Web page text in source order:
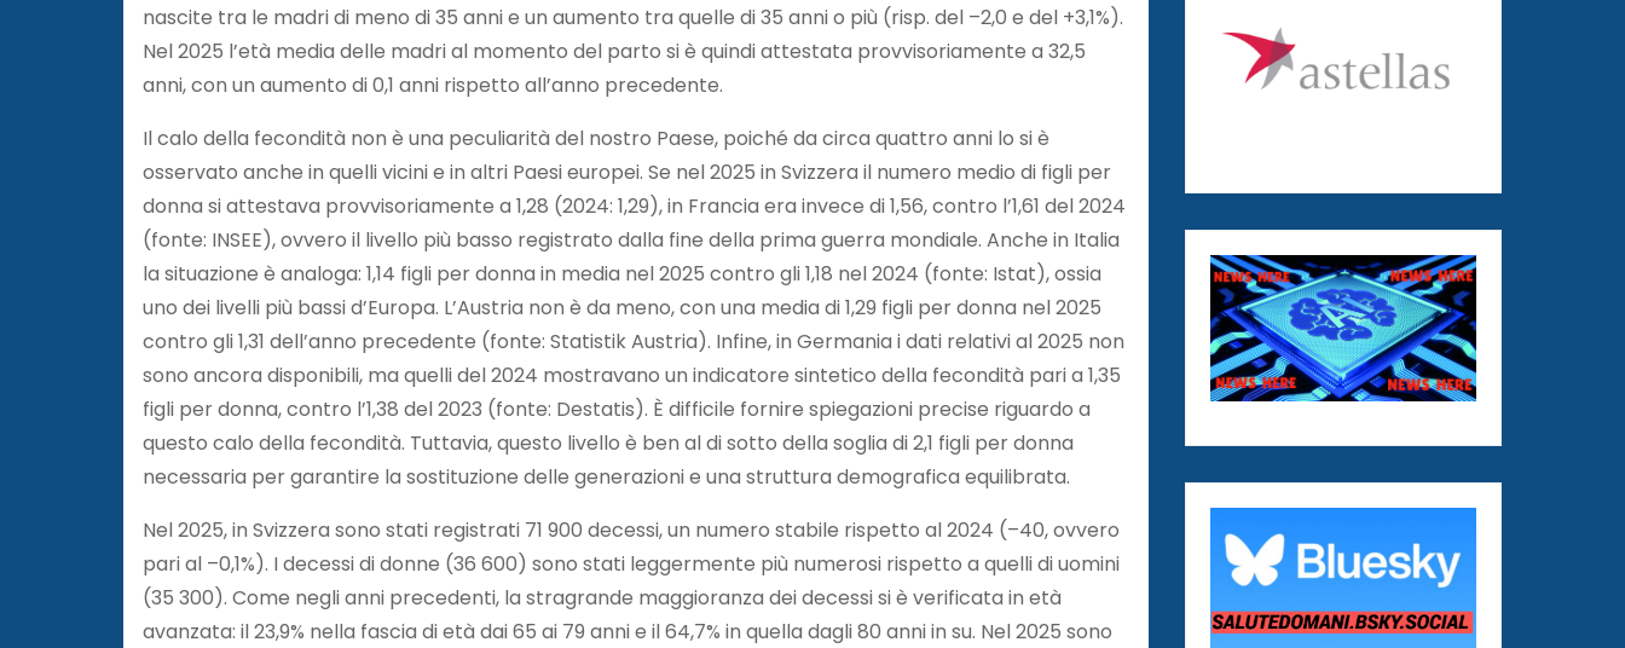
nascite tra le madri di meno di 35 anni e un aumento tra quelle di 35 anni o più (risp. del –2,0 e del +3,1%).
Nel 2025 l’età media delle madri al momento del parto si è quindi attestata provvisoriamente a 32,5
anni, con un aumento di 0,1 anni rispetto all’anno precedente.
Il calo della fecondità non è una peculiarità del nostro Paese, poiché da circa quattro anni lo si è
osservato anche in quelli vicini e in altri Paesi europei. Se nel 2025 in Svizzera il numero medio di figli per
donna si attestava provvisoriamente a 1,28 (2024: 1,29), in Francia era invece di 1,56, contro l’1,61 del 2024
(fonte: INSEE), ovvero il livello più basso registrato dalla fine della prima guerra mondiale. Anche in Italia
la situazione è analoga: 1,14 figli per donna in media nel 2025 contro gli 1,18 nel 2024 (fonte: Istat), ossia
uno dei livelli più bassi d’Europa. L’Austria non è da meno, con una media di 1,29 figli per donna nel 2025
contro gli 1,31 dell’anno precedente (fonte: Statistik Austria). Infine, in Germania i dati relativi al 2025 non
sono ancora disponibili, ma quelli del 2024 mostravano un indicatore sintetico della fecondità pari a 1,35
figli per donna, contro l’1,38 del 2023 (fonte: Destatis). È difficile fornire spiegazioni precise riguardo a
questo calo della fecondità. Tuttavia, questo livello è ben al di sotto della soglia di 2,1 figli per donna
necessaria per garantire la sostituzione delle generazioni e una struttura demografica equilibrata.
Nel 2025, in Svizzera sono stati registrati 71 900 decessi, un numero stabile rispetto al 2024 (–40, ovvero
pari al –0,1%). I decessi di donne (36 600) sono stati leggermente più numerosi rispetto a quelli di uomini
(35 300). Come negli anni precedenti, la stragrande maggioranza dei decessi si è verificata in età
avanzata: il 23,9% nella fascia di età dai 65 ai 79 anni e il 64,7% in quella dagli 80 anni in su. Nel 2025 sono